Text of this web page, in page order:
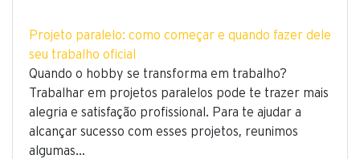
Projeto paralelo: como começar e quando fazer dele
seu trabalho oficial
Quando o hobby se transforma em trabalho?
Trabalhar em projetos paralelos pode te trazer mais
alegria e satisfação profissional. Para te ajudar a
alcançar sucesso com esses projetos, reunimos
algumas…